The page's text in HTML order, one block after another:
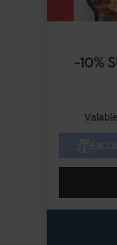
-10%